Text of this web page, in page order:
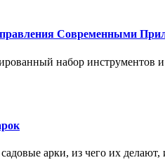
Современными
набор
арки, из чего их